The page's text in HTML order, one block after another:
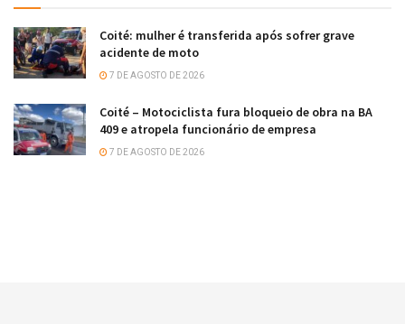
Coité: mulher é transferida após sofrer grave
acidente de moto
7 DE AGOSTO DE 2026
Coité – Motociclista fura bloqueio de obra na BA
409 e atropela funcionário de empresa
7 DE AGOSTO DE 2026